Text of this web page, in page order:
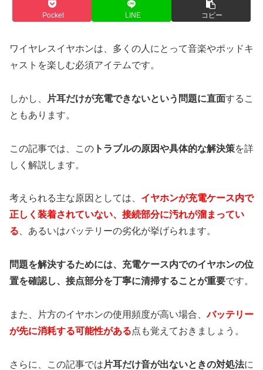
Pocket LINE コピー
ワイヤレスイヤホンは、多くの人にとって音楽やポッドキ
ャストを楽しむ必須アイテムです。
しかし、 片耳だけが充電できないという問題に直面するこ
ともあります。
この記事では、この トラブルの原因や具体的な解決策を詳
しく解説します。
考えられる主な原因としては、 イヤホンが充電ケース内で
正しく装着されていない、接続部分に汚れが溜まってい
る、あるいはバッテリーの劣化が挙げられます。
問題を解決するためには、充電ケース内でのイヤホンの位
置を確認し、接点部分を丁寧に清掃することが重要です。
また、片方のイヤホンの使用頻度が高い場合、バッテリー
が先に消耗する可能性がある点も覚えておきましょう。
さらに、この記事では 片耳だけ音が出ないときの対処法に